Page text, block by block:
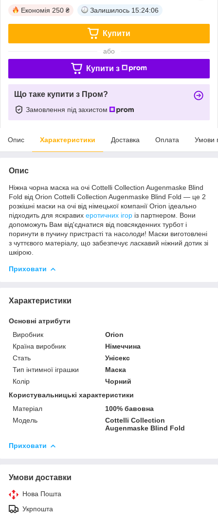
Економія 250 ₴ Залишилось 15:24:05
Купити
або
Купити з
Що таке купити з Пром?
Замовлення під захистом
Опис Характеристики Доставка Оплата Умови
Опис
Ніжна чорна маска на очі Cottelli Collection Augenmaske Blind
Fold від Orion Cottelli Collection Augenmaske Blind Fold — це 2
розкішні маски на очі від німецької компанії Orion ідеально
підходить для яскравих еротичних ігор із партнером. Вони
допоможуть Вам від'єднатися від повсякденних турбот і
поринути в пучину пристрасті та насолоди! Маски виготовлені
з чуттєвого матеріалу, що забезпечує ласкавий ніжний дотик зі
шкірою.
Приховати
Характеристики
Основні атрибути
Виробник
Orion
Країна виробник
Німеччина
Стать
Унісекс
Тип інтимної іграшки
Маска
Колір
Чорний
Користувальницькі характеристики
Матеріал
100% бавовна
Модель
Cottelli Collection
Augenmaske Blind Fold
Приховати
Умови доставки
Нова Пошта
Укрпошта